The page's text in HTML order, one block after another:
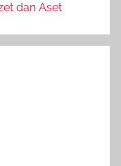
dan Aset